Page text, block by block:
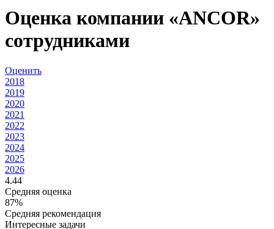
Оценка компании «ANCOR»
сотрудниками
Оценить
2018
2019
2020
2021
2022
2023
2024
2025
2026
4.44
Средняя оценка
87%
Средняя рекомендация
Интересные задачи